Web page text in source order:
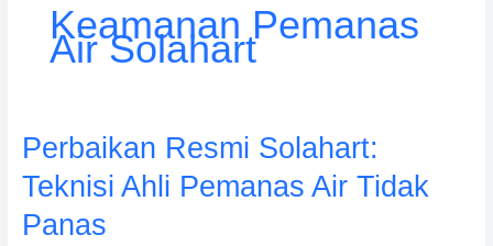
Keamanan Pemanas
Air Solahart
Perbaikan Resmi Solahart:
Teknisi Ahli Pemanas Air Tidak
Panas
Perbaikan
Resmi
Solahart:
Teknisi
Ahli